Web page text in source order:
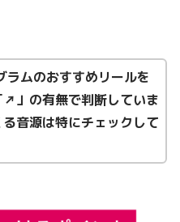
ラムのおすすめリールを
↗︎」の有無で判断していま
音源は特にチェックして